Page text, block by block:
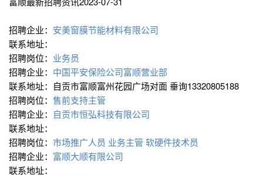
招聘企业： 安美窗膜节能材料有限公司
联系地址：
招聘岗位： 业务员
招聘企业： 中国平安保险公司富顺营业部
联系地址：自贡市富顺富州花园广场对面 垂询13320805188
招聘岗位： 售前支持主管
招聘企业： 自贡市恒弘科技有限公司
联系地址：
招聘岗位： 市场推广人员 业务主管 软硬件技术员
招聘企业： 富顺大顺有限公司
联系地址：